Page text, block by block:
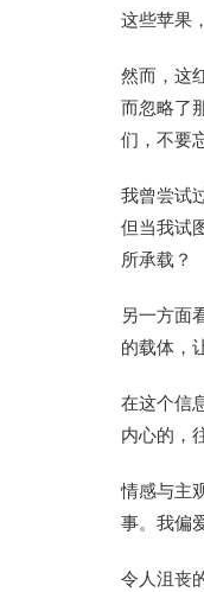
这些苹果
然而，这
而忽略了
们，不要
我曾尝试
但当我试
所承载？
另一方面
的载体，
在这个信
内心的，
情感与主
事。我偏
令人沮丧